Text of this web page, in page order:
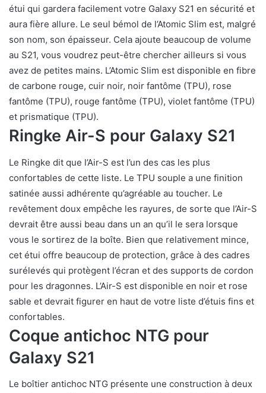
étui qui gardera facilement votre Galaxy S21 en sécurité et
aura fière allure. Le seul bémol de l’Atomic Slim est, malgré
son nom, son épaisseur. Cela ajoute beaucoup de volume
au S21, vous voudrez peut-être chercher ailleurs si vous
avez de petites mains. L’Atomic Slim est disponible en fibre
de carbone rouge, cuir noir, noir fantôme (TPU), rose
fantôme (TPU), rouge fantôme (TPU), violet fantôme (TPU)
et prismatique (TPU).
Ringke Air-S pour Galaxy S21
Le Ringke dit que l’Air-S est l’un des cas les plus
confortables de cette liste. Le TPU souple a une finition
satinée aussi adhérente qu’agréable au toucher. Le
revêtement doux empêche les rayures, de sorte que l’Air-S
devrait être aussi beau dans un an qu’il le sera lorsque
vous le sortirez de la boîte. Bien que relativement mince,
cet étui offre beaucoup de protection, grâce à des cadres
surélevés qui protègent l’écran et des supports de cordon
pour les dragonnes. L’Air-S est disponible en noir et rose
sable et devrait figurer en haut de votre liste d’étuis fins et
confortables.
Coque antichoc NTG pour
Galaxy S21
Le boîtier antichoc NTG présente une construction à deux